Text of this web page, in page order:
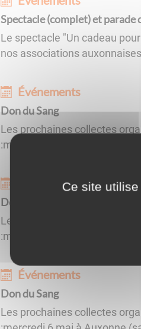
Spectacle (complet) et parade
Le spectacle "Un cadeau
nos associations
Événements
Don du Sang
Les prochaines collectes
:mercredi 7 janvier à
Événements
Don du Sang
Les prochaines collectes
:mercredi 4 mars à Auxonne
Événements
Don du Sang
Les prochaines collectes
Ce site